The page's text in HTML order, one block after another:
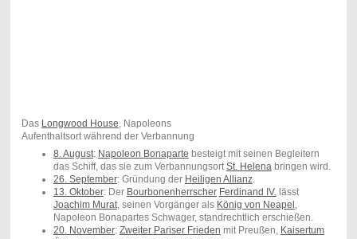
Das Longwood House , Napoleons
Aufenthaltsort während der Verbannung
8. August: Napoleon Bonaparte besteigt mit seinen Begleitern
das Schiff, das sie zum Verbannungsort St. Helena bringen wird.
26. September: Gründung der Heiligen Allianz.
13. Oktober: Der Bourbonenherrscher Ferdinand IV. lässt
Joachim Murat, seinen Vorgänger als König von Neapel
Napoleon Bonapartes Schwager, standrechtlich erschießen.
20. November: Zweiter Pariser Frieden mit Preußen, Kaisertum